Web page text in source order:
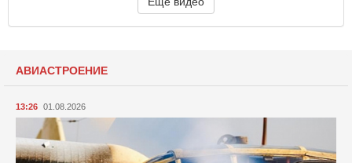
АВИАСТРОЕНИЕ
13:26 01.08.2026